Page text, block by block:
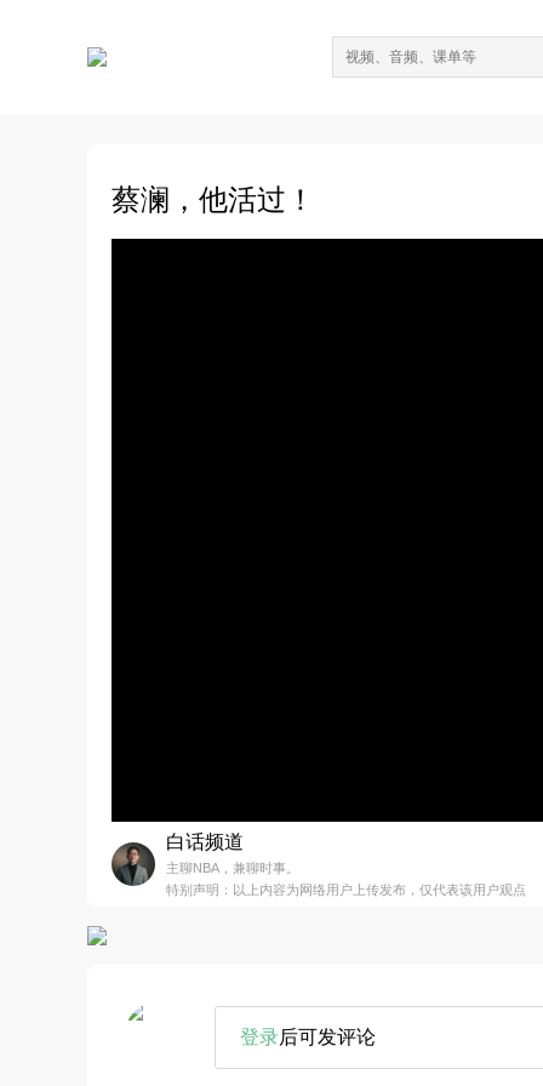
蔡澜，他活过！
白话频道
主聊NBA，兼聊时事。
特别声明：以上内容为网络用户上传发布，仅代表该用户观点
登录后可发评论